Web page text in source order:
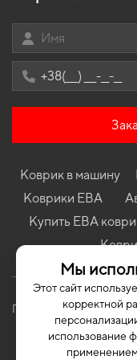
Мы
Этот сайт
корректной
использование
Коврики в салон Kia
Sedan
Коврики в салон
поколение EU Crossover
Коврики в салон Suzuki
EU Crossover 3-х дверная
Коврики в салон
Коврики BYD Song
Коврики Suzuki SX4
дорест
Коврики Peugeot 406
Коврик в машину
Коврики ЕВА
Купить ЕВА
Политика